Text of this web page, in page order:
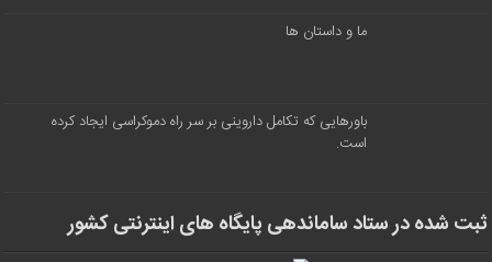
ما و داستان ها
باورهایی که تکامل داروینی بر سر راه دموکراسی ایجاد کرده
است.
ثبت شده در ستاد ساماندهی پایگاه های اینترنتی کشور